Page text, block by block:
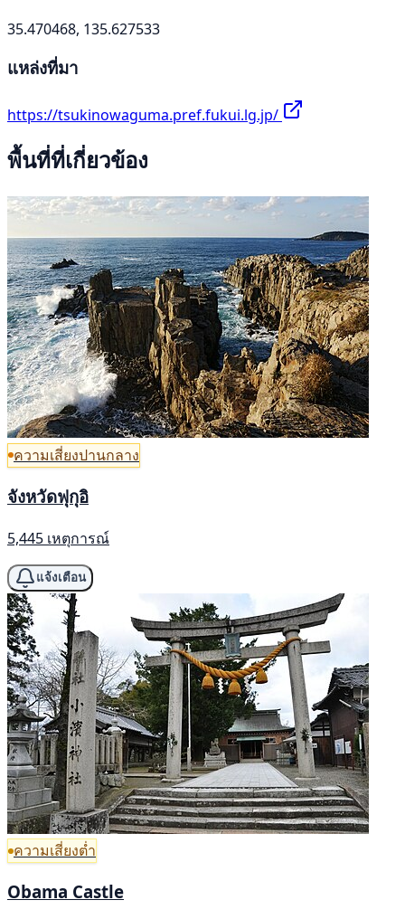
35.470468, 135.627533
แหล่งที่มา
https://tsukinowaguma.pref.fukui.lg.jp/
พื้นที่ที่เกี่ยวข้อง
ความเสี่ยงปานกลาง
จังหวัดฟุกุอิ
5,445 เหตุการณ์
แจ้งเตือน
ความเสี่ยงต่ำ
Obama Castle